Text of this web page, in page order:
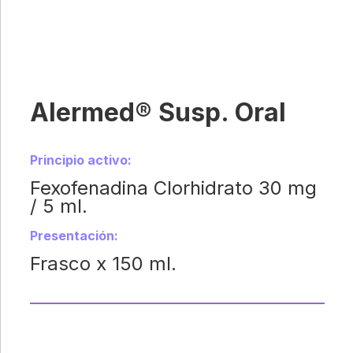
Alermed® Susp. Oral
Principio activo:
Fexofenadina Clorhidrato 30 mg
/ 5 ml.
Presentación:
Frasco x 150 ml.